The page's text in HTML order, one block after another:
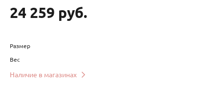
24 259 руб.
Размер
Вес
Наличие в магазинах